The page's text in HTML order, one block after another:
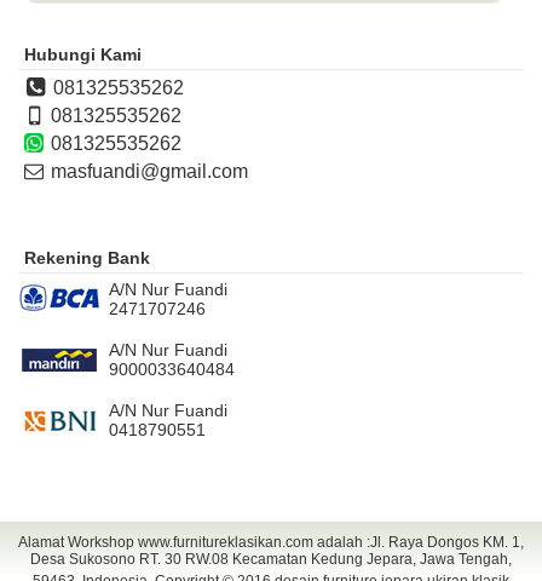
Hubungi Kami
081325535262
081325535262
081325535262
masfuandi@gmail.com
Rekening Bank
A/N Nur Fuandi
2471707246
A/N Nur Fuandi
9000033640484
A/N Nur Fuandi
0418790551
Alamat Workshop www.furnitureklasikan.com adalah :Jl. Raya Dongos KM. 1,
Desa Sukosono RT. 30 RW.08 Kecamatan Kedung Jepara, Jawa Tengah,